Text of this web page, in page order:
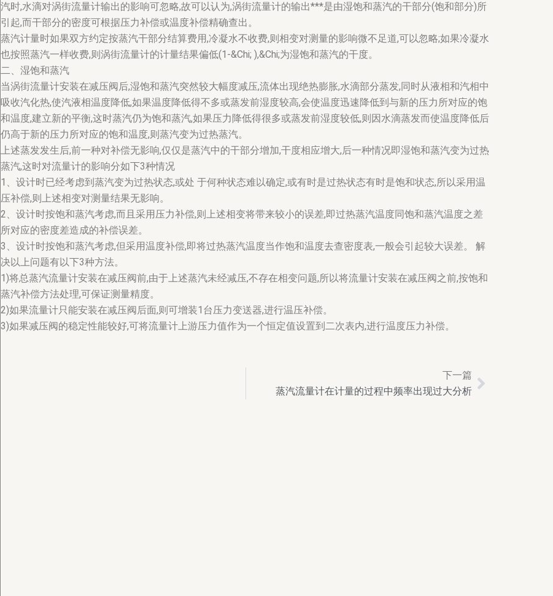
汽时,水滴对涡街流量计输出的影响可忽略,故可以认为,涡街流量计的输出***是由湿饱和蒸汽的干部分(饱和部分)所
引起,而干部分的密度可根据压力补偿或温度补偿精确查出。
蒸汽计量时如果双方约定按蒸汽干部分结算费用,冷凝水不收费,则相变对测量的影响微不足道,可以忽略;如果冷凝水
也按照蒸汽一样收费,则涡街流量计的计量结果偏低(1-&Chi; ),&Chi;为湿饱和蒸汽的干度。
二、湿饱和蒸汽
当涡街流量计安装在减压阀后,湿饱和蒸汽突然较大幅度减压,流体出现绝热膨胀,水滴部分蒸发,同时从液相和汽相中
吸收汽化热,使汽液相温度降低,如果温度降低得不多或蒸发前湿度较高,会使温度迅速降低到与新的压力所对应的饱
和温度,建立新的平衡,这时蒸汽仍为饱和蒸汽,如果压力降低得很多或蒸发前湿度较低,则因水滴蒸发而使温度降低后
仍高于新的压力所对应的饱和温度,则蒸汽变为过热蒸汽。
上述蒸发发生后,前一种对补偿无影响,仅仅是蒸汽中的干部分增加,干度相应增大,后一种情况即湿饱和蒸汽变为过热
蒸汽,这时对流量计的影响分如下3种情况
1、设计时已经考虑到蒸汽变为过热状态,或处 于何种状态难以确定,或有时是过热状态有时是饱和状态,所以采用温
压补偿,则上述相变对测量结果无影响。
2、设计时按饱和蒸汽考虑,而且采用压力补偿,则上述相变将带来较小的误差,即过热蒸汽温度同饱和蒸汽温度之差
所对应的密度差造成的补偿误差。
3、设计时按饱和蒸汽考虑,但采用温度补偿,即将过热蒸汽温度当作饱和温度去查密度表,一般会引起较大误差。 解
决以上问题有以下3种方法。
1)将总蒸汽流量计安装在减压阀前,由于上述蒸汽未经减压,不存在相变问题,所以将流量计安装在减压阀之前,按饱和
蒸汽补偿方法处理,可保证测量精度。
2)如果流量计只能安装在减压阀后面,则可增装1台压力变送器,进行温压补偿。
3)如果减压阀的稳定性能较好,可将流量计上游压力值作为一个恒定值设置到二次表内,进行温度压力补偿。
下一篇
蒸汽流量计在计量的过程中频率出现过大分析 Next